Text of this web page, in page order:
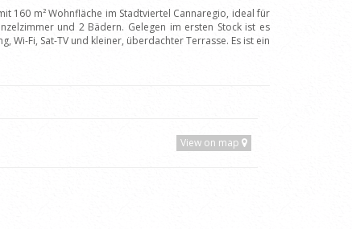
160 m² Wohnfläche im Stadtviertel Cannaregio, ideal für
und 2 Bädern. Gelegen im ersten Stock ist es
Wi-Fi, Sat-TV und kleiner, überdachter Terrasse. Es ist ein
View on map